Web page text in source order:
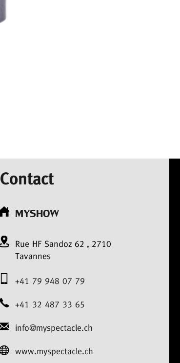
Contact
MYSHOW
Rue HF Sandoz 62 , 2710
Tavannes
+41 79 948 07 79
+41 32 487 33 65
info@myspectacle.ch
www.myspectacle.ch